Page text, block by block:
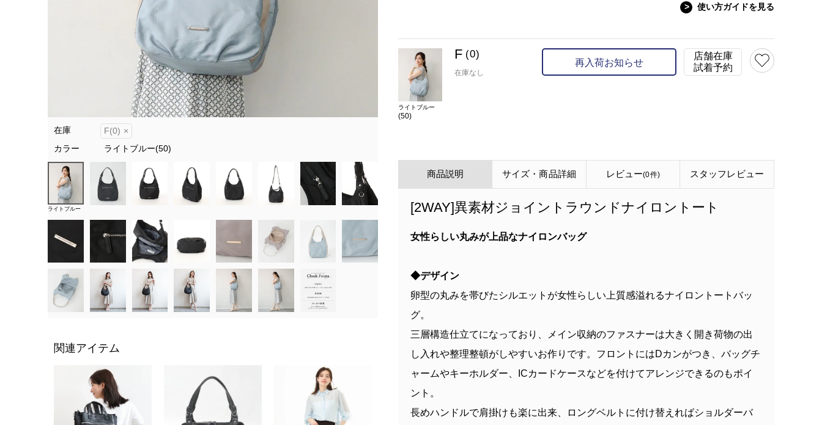
在庫 F(0) ×
カラー
ライトブルー(50)
ライトブルー
関連アイテム
> 使い方ガイドを見る
ライトブルー
(50)
F (0)
在庫なし
再入荷お知らせ
店舗在庫
試着予約
商品説明 サイズ・商品詳細 レビュー(0件) スタッフ レビュー
[2WAY]異素材ジョイントラウンドナイロントート
女性らしい丸みが上品なナイロンバッグ
◆デザイン
卵型の丸みを帯びたシルエットが女性らしい上質感溢れるナイロントートバッ
グ。
三層構造仕立てになっており、メイン収納のファスナーは大きく開き荷物の出
し入れや整理整頓がしやすいお作りです。フロントにはDカンがつき、バッグチ
ャームやキーホルダー、ICカードケースなどを付けてアレンジできるのもポイ
ント。
長めハンドルで肩掛けも楽に出来、ロングベルトに付け替えればショルダーバ